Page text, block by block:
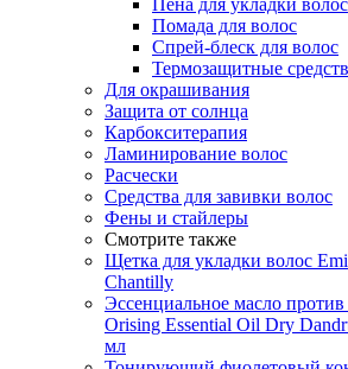
Помада для волос
Спрей-блеск для волос
Термозащитные
Для окрашивания
Защита от солнца
Карбокситерапия
Ламинирование волос
Расчески
Средства для завивки волос
Фены и стайлеры
Смотрите также
Щетка для укладки волос
Chantilly
Эссенциальное масло против
Orising Essential Oil Dry
мл